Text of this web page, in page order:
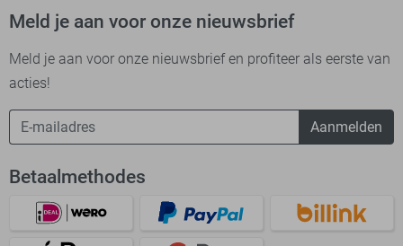
Meld je aan voor onze nieuwsbrief
Meld je aan voor onze nieuwsbrief en profiteer als eerste van
acties!
Aanmelden
Betaalmethodes